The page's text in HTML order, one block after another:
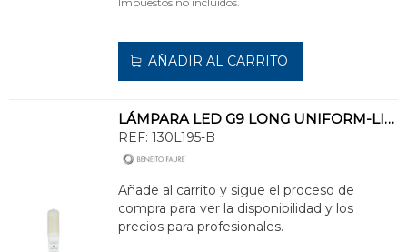
AÑADIR AL CARRITO
LÁMPARA LED G9 LONG UNIFORM-LINE 2,8W 5000K
REF: 130L195-B
Añade al carrito y sigue el proceso de
compra para ver la disponibilidad y los
precios para profesionales.